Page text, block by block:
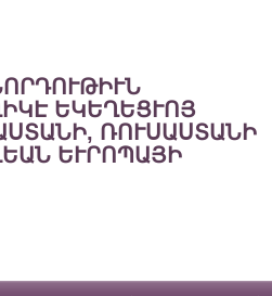
ԵԿԵՂԵՑՒՈՅ
ՌՈՒՍԱՍՏԱՆԻ
ԵՒՐՈՊԱՅԻ